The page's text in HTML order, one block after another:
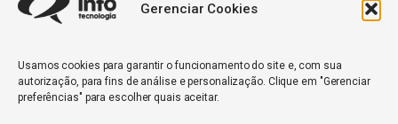
Gerenciar Cookies
Usamos cookies para garantir o funcionamento do site e, com sua
autorização, para fins de análise e personalização. Clique em "Gerenciar
preferências" para escolher quais aceitar.
Quantidade de veículos da frota*
ENVIAR